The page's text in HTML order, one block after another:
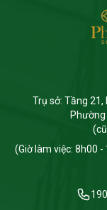
Trụ sở: Tầng 21,
(Giờ làm việc: 8h00